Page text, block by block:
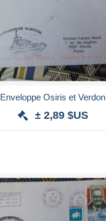
Enveloppe Osiris et Verdon
± 2,89 $US